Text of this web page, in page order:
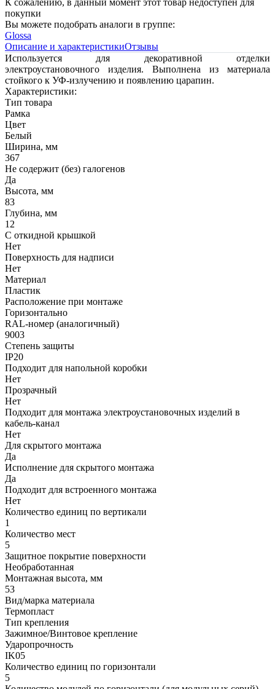
К сожалению, в данный момент этот товар недоступен для
покупки
Вы можете подобрать аналоги в группе:
Glossa
Описание и характеристикиОтзывы
Используется для декоративной отделки
электроустановочного изделия. Выполнена из материала
стойкого к УФ-излучению и появлению царапин.
Характеристики:
Тип товара
Рамка
Цвет
Белый
Ширина, мм
367
Не содержит (без) галогенов
Да
Высота, мм
83
Глубина, мм
12
С откидной крышкой
Нет
Поверхность для надписи
Нет
Материал
Пластик
Расположение при монтаже
Горизонтально
RAL-номер (аналогичный)
9003
Степень защиты
IP20
Подходит для напольной коробки
Нет
Прозрачный
Нет
Подходит для монтажа электроустановочных изделий в
кабель-канал
Нет
Для скрытого монтажа
Да
Исполнение для скрытого монтажа
Да
Подходит для встроенного монтажа
Нет
Количество единиц по вертикали
1
Количество мест
5
Защитное покрытие поверхности
Необработанная
Монтажная высота, мм
53
Вид/марка материала
Термопласт
Тип крепления
Зажимное/Винтовое крепление
Ударопрочность
IK05
Количество единиц по горизонтали
5